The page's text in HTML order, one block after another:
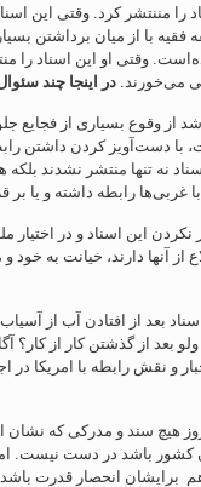
را مننتشر کرد. وقتی این
فقیه با از میان برداشتن
وقتی او این اسناد را
می‌خورند. در اینجا چند
از وقوع بسیاری از فجایع
با دست‌آویز کردن داشتن
نه تنها منتشر نشدند
غربی‌ها رابطه داشته و یا بر
نکردن این اسناد و در
از آنها دارند، خیانت به
بعد از افتادن آب از
بعد از گذشتن کار از کار؟
و نقش رابطه با امریکا در
هیچ سند و مدرکی که نشان
کشور باشد در دست نیست.
برایشان انحصار قدرت